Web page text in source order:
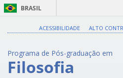
BRASIL
ACESSIBILIDADE ALTO
Programa de Pós-graduação em
Filosofia